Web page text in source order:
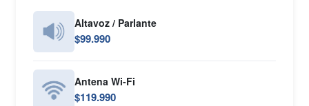
Altavoz / Parlante
$99.990
Antena Wi-Fi
$119.990